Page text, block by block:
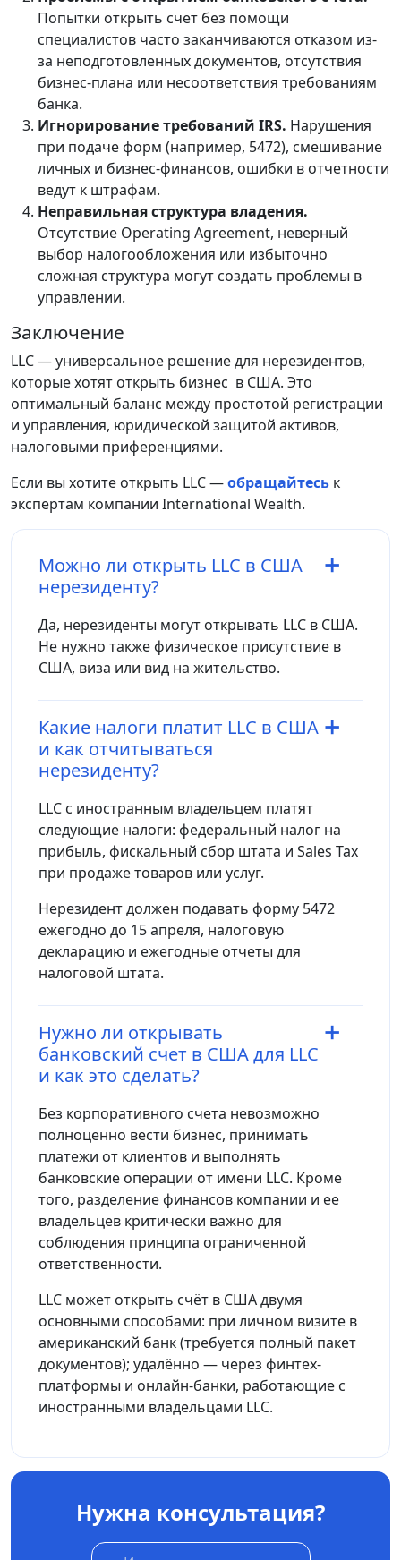
Попытки открыть счет без помощи
специалистов часто заканчиваются отказом из-
за неподготовленных документов, отсутствия
бизнес-плана или несоответствия требованиям
банка.
Игнорирование требований IRS. Нарушения
при подаче форм (например, 5472), смешивание
личных и бизнес-финансов, ошибки в отчетности
ведут к штрафам.
Неправильная структура владения.
Отсутствие Operating Agreement, неверный
выбор налогообложения или избыточно
сложная структура могут создать проблемы в
управлении.
Заключение
LLC — универсальное решение для нерезидентов,
которые хотят открыть бизнес в США. Это
оптимальный баланс между простотой регистрации
и управления, юридической защитой активов,
налоговыми приференциями.
Если вы хотите открыть LLC —обращайтесь к
экспертам компании International Wealth.
Можно ли открыть LLC в США
нерезиденту?
Да, нерезиденты могут открывать LLC в США.
Не нужно также физическое присутствие в
США, виза или вид на жительство.
Какие налоги платит LLC в США
и как отчитываться
нерезиденту?
LLC с иностранным владельцем платят
следующие налоги: федеральный налог на
прибыль, фискальный сбор штата и Sales Tax
при продаже товаров или услуг.
Нерезидент должен подавать форму 5472
ежегодно до 15 апреля, налоговую
декларацию и ежегодные отчеты для
налоговой штата.
Нужно ли открывать
банковский счет в США для LLC
и как это сделать?
Без корпоративного счета невозможно
полноценно вести бизнес, принимать
платежи от клиентов и выполнять
банковские операции от имени LLC. Кроме
того, разделение финансов компании и ее
владельцев критически важно для
соблюдения принципа ограниченной
ответственности.
LLC может открыть счёт в США двумя
основными способами: при личном визите в
американский банк (требуется полный пакет
документов); удалённо — через финтех-
платформы и онлайн-банки, работающие с
иностранными владельцами LLC.
Нужна консультация?